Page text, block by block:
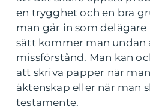
en trygghet och en bra
man går in som delägare
sätt kommer man undan
missförstånd. Man kan
att skriva papper när
äktenskap eller när man
testamente.